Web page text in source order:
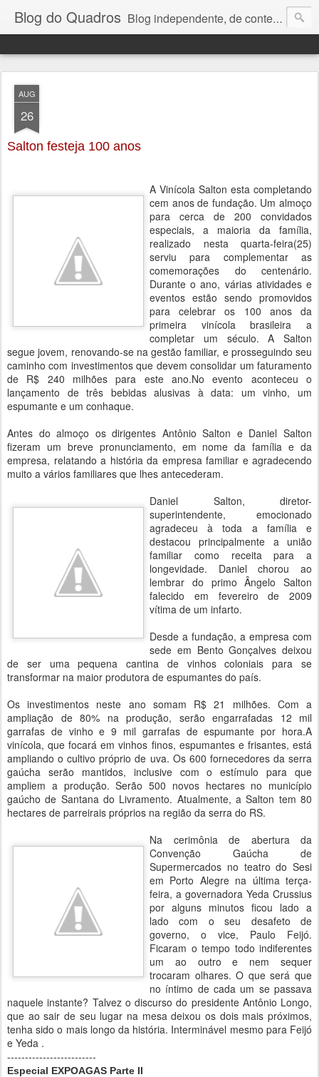
Blog do Quadros Blog independente, de conteúdo noticioso, com foco em economia, negócios, política e atualidades. e-mail do editor: chquadros2@gmail.com
AUG
26
Salton festeja 100 anos
A Vinícola Salton esta completando
cem anos de fundação. Um almoço
para cerca de 200 convidados
especiais, a maioria da família,
realizado nesta quarta-feira(25)
serviu para complementar as
comemorações do centenário.
Durante o ano, várias atividades e
eventos estão sendo promovidos
para celebrar os 100 anos da
primeira vinícola brasileira a
completar um século. A Salton
segue jovem, renovando-se na gestão familiar, e prosseguindo seu
caminho com investimentos que devem consolidar um faturamento
de R$ 240 milhões para este ano.No evento aconteceu o
lançamento de três bebidas alusivas à data: um vinho, um
espumante e um conhaque.
Antes do almoço os dirigentes Antônio Salton e Daniel Salton
fizeram um breve pronunciamento, em nome da família e da
empresa, relatando a história da empresa familiar e agradecendo
muito a vários familiares que lhes antecederam.
Daniel Salton, diretor-
superintendente, emocionado
agradeceu à toda a família e
destacou principalmente a união
familiar como receita para a
longevidade. Daniel chorou ao
lembrar do primo Ângelo Salton
falecido em fevereiro de 2009
vítima de um infarto.
Desde a fundação, a empresa com
sede em Bento Gonçalves deixou
de ser uma pequena cantina de vinhos coloniais para se
transformar na maior produtora de espumantes do país.
Os investimentos neste ano somam R$ 21 milhões. Com a
ampliação de 80% na produção, serão engarrafadas 12 mil
garrafas de vinho e 9 mil garrafas de espumante por hora.A
vinícola, que focará em vinhos finos, espumantes e frisantes, está
ampliando o cultivo próprio de uva. Os 600 fornecedores da serra
gaúcha serão mantidos, inclusive com o estímulo para que
ampliem a produção. Serão 500 novos hectares no município
gaúcho de Santana do Livramento. Atualmente, a Salton tem 80
hectares de parreirais próprios na região da serra do RS.
Na cerimônia de abertura da
Convenção Gaúcha de
Supermercados no teatro do Sesi
em Porto Alegre na última terça-
feira, a governadora Yeda Crussius
por alguns minutos ficou lado a
lado com o seu desafeto de
governo, o vice, Paulo Feijó.
Ficaram o tempo todo indiferentes
um ao outro e nem sequer
trocaram olhares. O que será que
no íntimo de cada um se passava
naquele instante? Talvez o discurso do presidente Antônio Longo,
que ao sair de seu lugar na mesa deixou os dois mais próximos,
tenha sido o mais longo da história. Interminável mesmo para Feijó
e Yeda .
-------------------------
Especial EXPOAGAS Parte II